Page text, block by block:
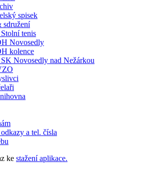
spisek
sdružení
tenis
Novosedly
kolence
Novosedly nad Nežárkou
a tel. čísla
ke stažení aplikace.